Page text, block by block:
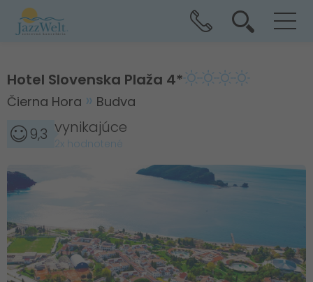
Hotel Slovenska Plaža 4*
Čierna Hora Budva
9,3 vynikajúce
2x hodnotené